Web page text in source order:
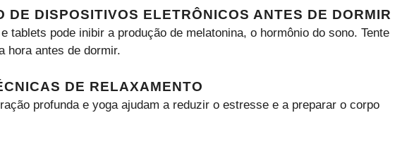
DE DISPOSITIVOS ELETRÔNICOS ANTES DE DORMIR
tablets pode inibir a produção de melatonina, o hormônio do sono. Tente
hora antes de dormir.
DE RELAXAMENTO
profunda e yoga ajudam a reduzir o estresse e a preparar o corpo